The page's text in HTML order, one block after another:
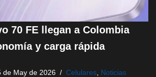
70 FE llegan a Colombia
y carga rápida
de May de 2026 Celulares Noticias